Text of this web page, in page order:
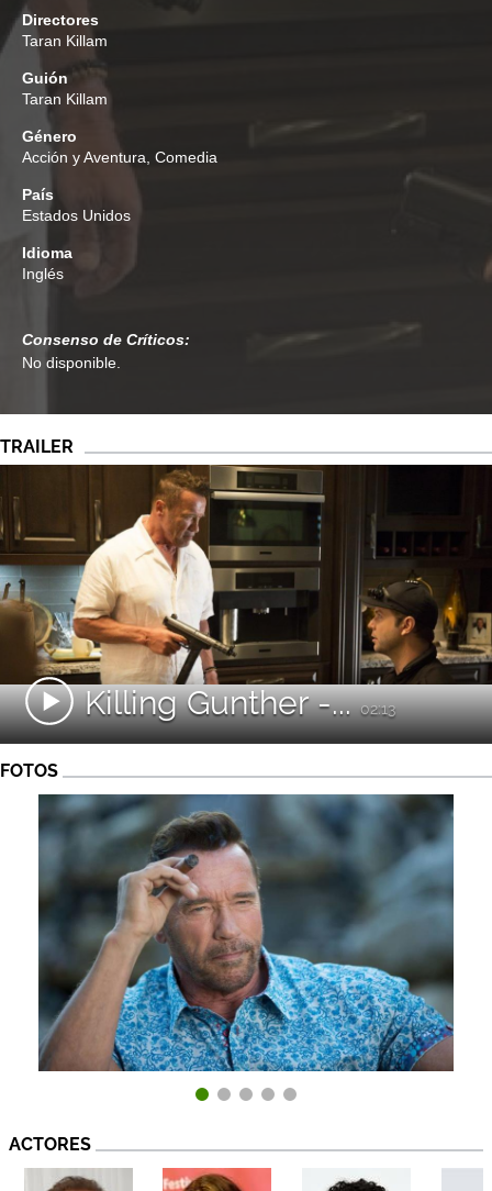
Directores
Taran Killam
Guión
Taran Killam
Género
Acción y Aventura Comedia
País
Estados Unidos
Idioma
Inglés
Consenso de Críticos:
No disponible.
TRAILER
Killing Gunther -...02:13
FOTOS
ACTORES